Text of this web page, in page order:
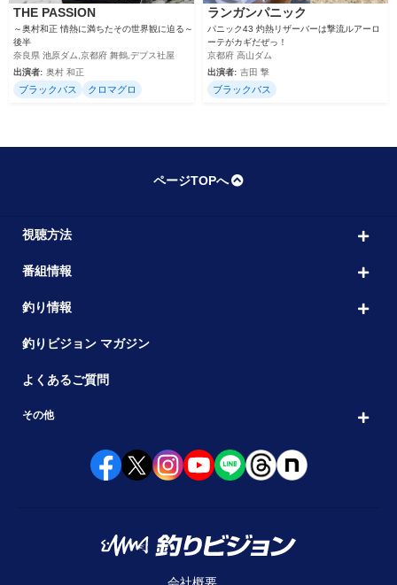
THE PASSION
～奥村和正 情熱に満ちたその世界観に迫る～
後半
奈良県 池原ダム,京都府 舞鶴,デプス社屋
出演者: 奥村 和正
ブラックバス クロマグロ
ランガンパニック
パニック43 灼熱リザーバーは撃流ルアーロ
ーテがカギだぜっ！
京都府 高山ダム
出演者: 吉田 撃
ブラックバス
ページTOPへ
視聴方法
番組情報
釣り情報
釣りビジョン マガジン
よくあるご質問
その他